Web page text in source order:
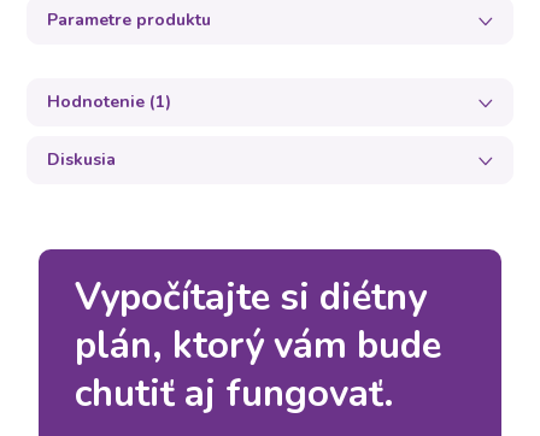
Parametre produktu
Hodnotenie (1)
Diskusia
Vypočítajte si diétny
plán, ktorý vám bude
chutiť aj fungovať.